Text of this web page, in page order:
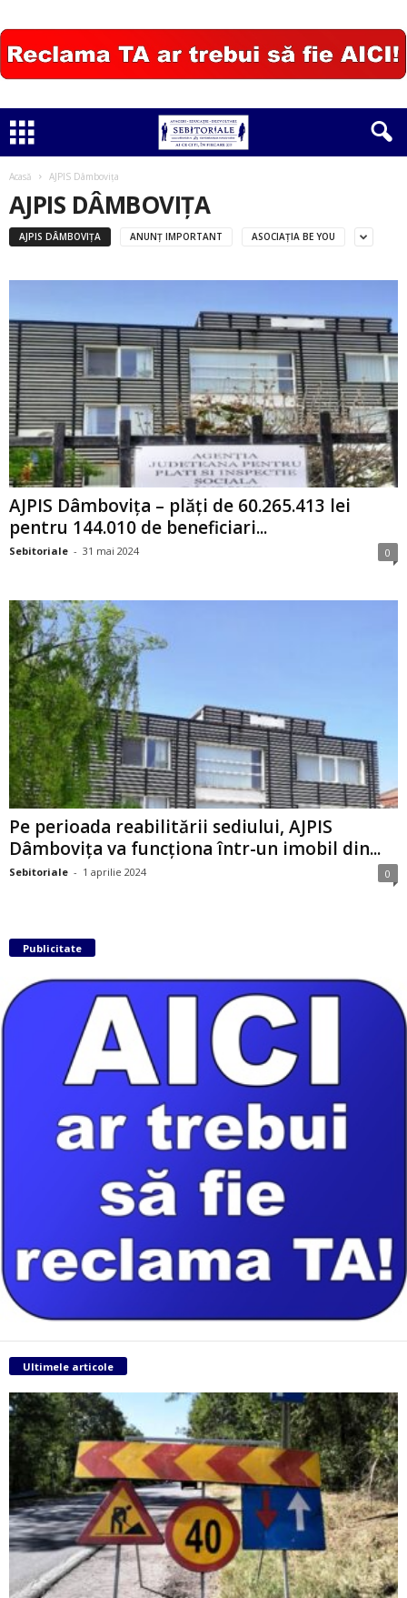
Acasă AJPIS Dâmbovița
AJPIS DÂMBOVIȚA
AJPIS DÂMBOVIȚA ANUNȚ IMPORTANT ASOCIAȚIA BE YOU
AJPIS Dâmbovița – plăți de 60.265.413 lei
pentru 144.010 de beneficiari...
Sebitoriale - 31 mai 2024 0
Pe perioada reabilitării sediului, AJPIS
Dâmbovița va funcționa într-un imobil din...
Sebitoriale - 1 aprilie 2024 0
Publicitate
Ultimele articole